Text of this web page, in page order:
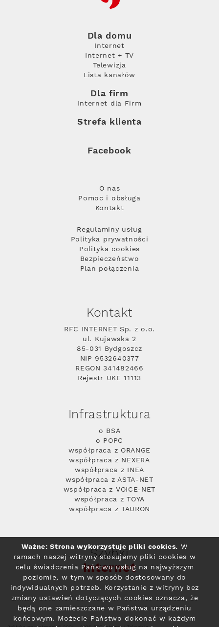
Dla domu
Internet
Internet + TV
Telewizja
Lista kanałów
Dla firm
Internet dla Firm
Strefa klienta
Facebook
O nas
Pomoc i obsługa
Kontakt
Regulaminy usług
Polityka prywatności
Polityka cookies
Bezpieczeństwo
Plan połączenia
Kontakt
RFC INTERNET Sp. z o.o.
ul. Kujawska 2
85-031 Bydgoszcz
NIP 9532640377
REGON 341482466
Rejestr UKE 11113
Infrastruktura
o BSA
o POPC
współpraca z ORANGE
współpraca z NEXERA
współpraca z INEA
współpraca z ASTA-NET
współpraca z VOICE-NET
współpraca z TOYA
współpraca z TAURON
Szybki
Internet
Ważne: Strona wykorzystuje pliki cookies. W
ramach naszej witryny stosujemy pliki cookies w
celu świadczenia Państwu usług na najwyższym
poziomie, w tym w sposób dostosowany do
indywidualnych potrzeb. Korzystanie z witryny bez
zmiany ustawień dotyczących cookies oznacza, że
będą one zamieszczane w Państwa urządzeniu
końcowym. Możecie Państwo dokonać w każdym